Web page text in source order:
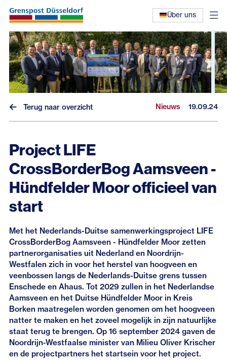
Über uns
Nieuws
Interviews
Eerdere nieuwsbrieven
Terug naar overzicht Nieuws 19.09.24
Project LIFE
CrossBorderBog Aamsveen -
Hündfelder Moor officieel van
start
Met het Nederlands-Duitse samenwerkingsproject LIFE
CrossBorderBog Aamsveen - Hündfelder Moor zetten
partnerorganisaties uit Nederland en Noordrijn-
Westfalen zich in voor het herstel van hoogveen en
veenbossen langs de Nederlands-Duitse grens tussen
Enschede en Ahaus. Tot 2029 zullen in het Nederlandse
Aamsveen en het Duitse Hündfelder Moor in Kreis
Borken maatregelen worden genomen om het hoogveen
natter te maken en het zoveel mogelijk in zijn natuurlijke
staat terug te brengen. Op 16 september 2024 gaven de
Noordrijn-Westfaalse minister van Milieu Oliver Krischer
en de projectpartners het startsein voor het project.